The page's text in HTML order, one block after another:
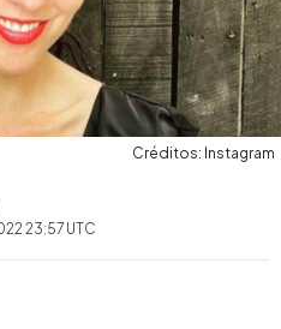
Créditos: Instagram
23:57 UTC